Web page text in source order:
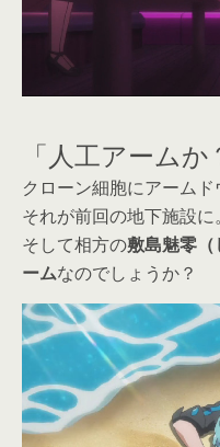
「人工アームか
クローン細胞にアームド
それが前回の地下施設に。
そして相方の敷島魅零
ームなのでしょうか？